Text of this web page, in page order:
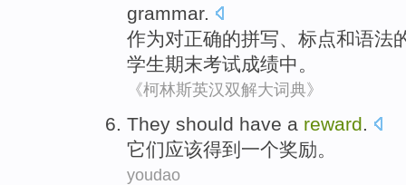
grammar.
作为对正确的拼写、 标点和语法
学生期末考试成绩中。
《柯林斯英汉双解大词典》
They should have a reward.
它们应该得到 一个奖励。
youdao